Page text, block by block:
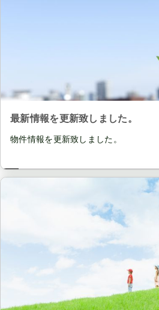
最新情報を更新致しました。
物件情報を更新致しました。